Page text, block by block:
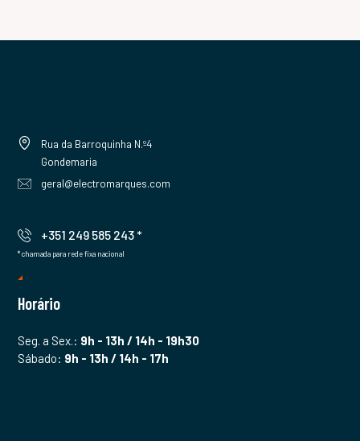
Rua da Barroquinha N.º4
Gondemaria
geral@electromarques.com
+351 249 585 243 *
* chamada para rede fixa nacional
Horário
Seg. a Sex.: 9h - 13h / 14h - 19h30
Sábado: 9h - 13h / 14h - 17h